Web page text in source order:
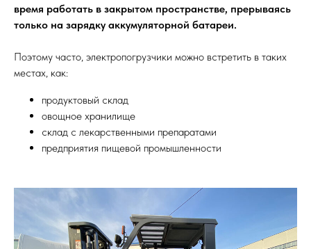
время работать в закрытом пространстве, прерываясь
только на зарядку аккумуляторной батареи.
Поэтому часто, электропогрузчики можно встретить в таких
местах, как:
продуктовый склад
овощное хранилище
склад с лекарственными препаратами
предприятия пищевой промышленности